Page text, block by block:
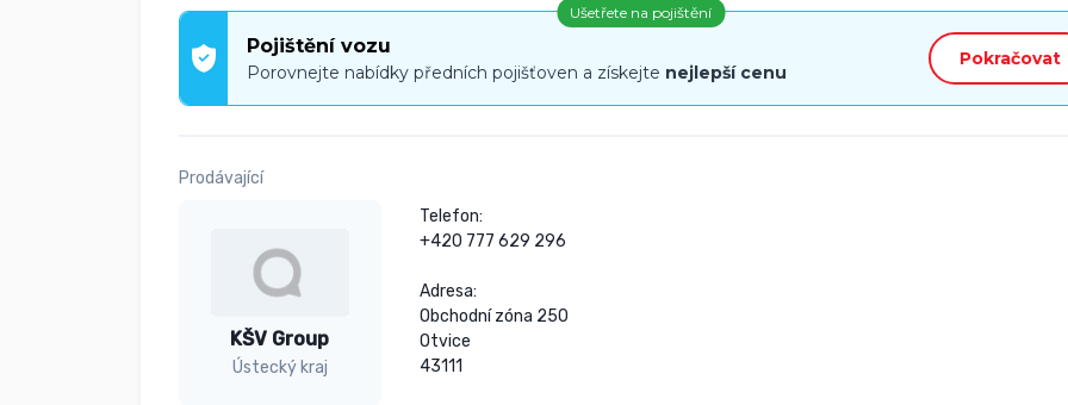
Ušetřete na pojištění
Pojištění vozu
Porovnejte nabídky předních pojišťoven a získejte nejlepší cenu
Pokračovat
Prodávající
KŠV Group
Ústecký kraj
Telefon:
+420 777 629 296
Adresa:
Obchodní zóna 250
Otvice
43111